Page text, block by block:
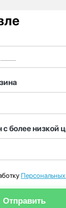
более низкой
Отправить